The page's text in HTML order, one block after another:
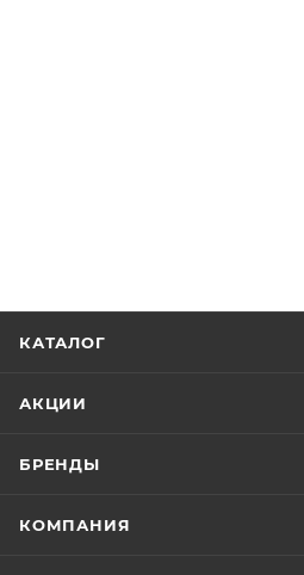
КАТАЛОГ
АКЦИИ
БРЕНДЫ
КОМПАНИЯ